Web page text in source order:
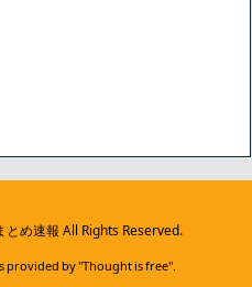
とめ速報 All Rights Reserved.
provided by "Thought is free".